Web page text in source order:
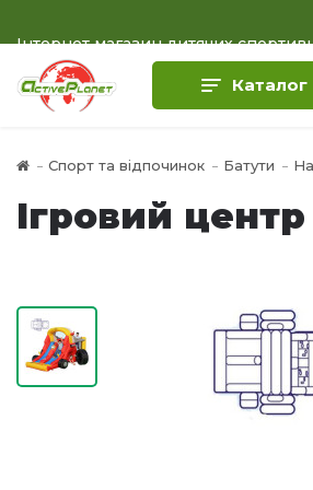
Інтернет магазин дитячих
Каталог
Спорт та відпочинок Батути
Ігровий